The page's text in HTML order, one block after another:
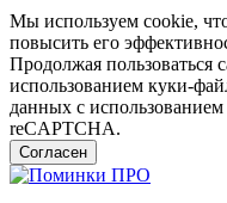
Мы используем cookie,
повысить его
Продолжая пользоваться
использованием куки-
данных с
reCAPTCHA.
Согласен